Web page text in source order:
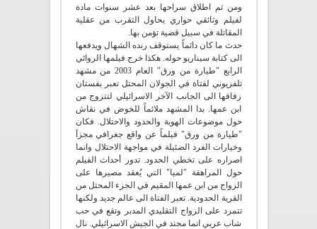
ومن ثم اطلاق سراحها بعد عشر سنوات مادة
لفيلم وثائقي حواري يحاول التقرب من عقلية
المقاتلة في سبيل قضية تؤمن بها.
حدث ما كان دائماً يستوقف رنده الشهال ويدفعها
الى كتابة سيناريو حوله. هكذا خرج فيلمها الروائي
الرابع "طيارة من ورق" العام 2003 من مشهد
تلفزيوني لفتاة في الجولان المحتل تعبر بفستان
زفافها الى الجانب الآخر الاسرائيلي لتتزوج من
ابن عمها. بدا المشهد ملائماً للخوض في نقاش
حول موضوعات الهوية والحدود والاحتلال. فكان
"طيارة من ورق" فيلماً عن واقع جغرافي مجزأ
وخيارات الفرد الضئيلة في مواجهة الاحتلال وانما
اصراره على تخطي الحدود. تدور أحداث الفيلم
حول المراهقة "لميا" التي يُعقد مصيرها على
الزواج من ابن عمها المقيم في الجزء المحتل من
القرية الحدودية. تعبر الفتاة الى عالم جديد ولكنها
تتمرد على الزواج التقليدي المدبر وتقع في حب
شاب عربي انما مجند في الجيش الاسرائيلي. نال